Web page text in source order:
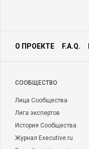
О ПРОЕКТЕ F.A.Q.
CООБЩЕСТВО
Лица Сообщества
Лига экспертов
История Сообщества
Журнал Executive.ru